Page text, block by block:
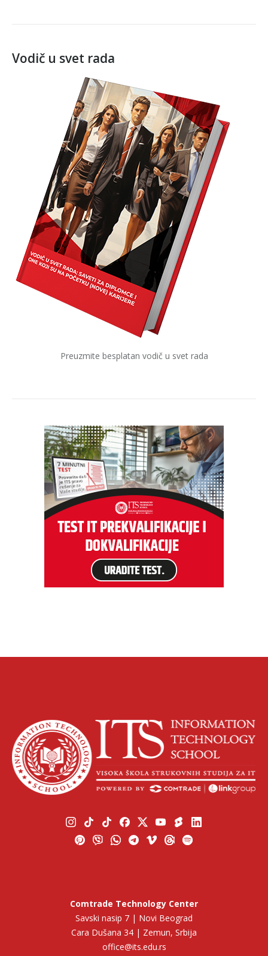
Vodič u svet rada
Preuzmite besplatan vodič u svet rada
Comtrade Technology Center
Savski nasip 7 | Novi Beograd
Cara Dušana 34 | Zemun, Srbija
office@its.edu.rs